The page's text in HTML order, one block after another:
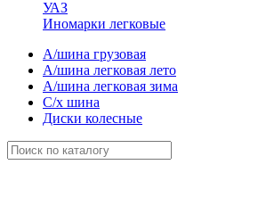
УАЗ
Иномарки легковые
А/шина грузовая
А/шина легковая лето
А/шина легковая зима
С/х шина
Диски колесные